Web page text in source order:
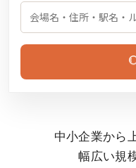
中小企業から
幅広い規